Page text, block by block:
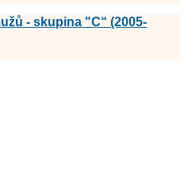
- skupina "C“ (2005-